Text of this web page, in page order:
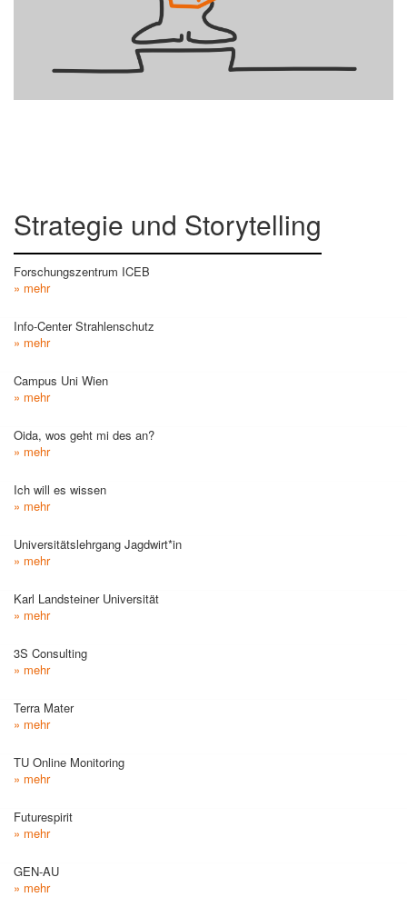
Strategie und Storytelling
Forschungszentrum ICEB
» mehr
Info-Center Strahlenschutz
» mehr
Campus Uni Wien
» mehr
Oida, wos geht mi des an?
» mehr
Ich will es wissen
» mehr
Universitätslehrgang Jagdwirt*in
» mehr
Karl Landsteiner Universität
» mehr
3S Consulting
» mehr
Terra Mater
» mehr
TU Online Monitoring
» mehr
Futurespirit
» mehr
GEN-AU
» mehr